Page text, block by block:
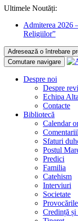
Ultimele Noutăți:
Admiterea 2026
Religiilor”
Adresează o întrebare
Comutare navigare
Despre noi
Despre
Echipa
Contacte
Bibliotecă
Calendar
Sfaturi
Postul
Predici
Familia
Catehism
Interviuri
Societate
Credință și